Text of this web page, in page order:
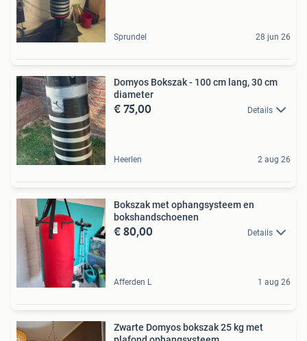
Sprundel 28 jun 26
Domyos Bokszak - 100 cm lang, 30 cm
diameter
€ 75,00 Details
Heerlen 2 aug 26
Bokszak met ophangsysteem en
bokshandschoenen
€ 80,00 Details
Afferden L 1 aug 26
Zwarte Domyos bokszak 25 kg met